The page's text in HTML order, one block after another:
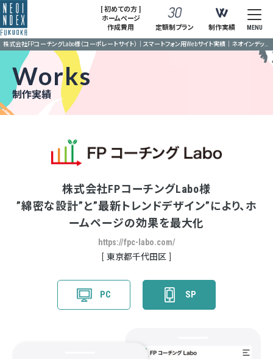
[ 初めての方 ]
ホームページ
作成費用
定額制プラン 制作実績 MENU
Works
制作実績
株式会社FPコーチングLabo様
”綿密な設計”と”最新トレンドデザイン”により、ホ
ームページの効果を最大化
https://fpc-labo.com/
東京都千代田区
PC SP